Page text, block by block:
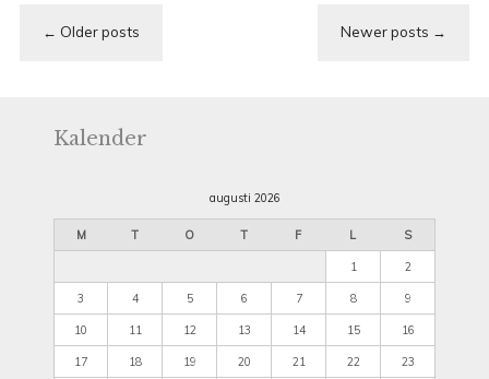
Posts
Older posts Newer posts
Kalender
augusti 2026
M T O T F L S
1 2
3 4 5 6 7 8 9
10 11 12 13 14 15 16
17 18 19 20 21 22 23